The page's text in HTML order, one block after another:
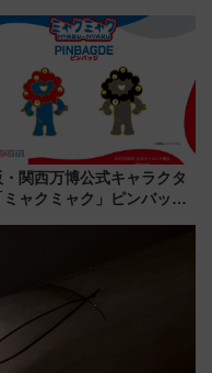
・関西万博公式キャラクタ
ミャクミャク」ピンバッジ